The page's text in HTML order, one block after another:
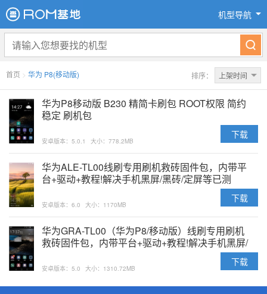
机型导航
首页 > 华为 P8(移动版) 排序： 上架时间
华为P8移动版 B230 精简卡刷包 ROOT权限 简约
稳定 刷机包
安卓版本：5.0.1 大小：778.2MB
下载
华为ALE-TL00线刷专用刷机救砖固件包，内带平
台+驱动+教程!解决手机黑屏/黑砖/定屏等已测
安卓版本：6.0 大小：1170MB
下载
华为GRA-TL00（华为P8/移动版）线刷专用刷机
救砖固件包，内带平台+驱动+教程!解决手机黑屏/
安卓版本：5.0 大小：1310.72MB
下载